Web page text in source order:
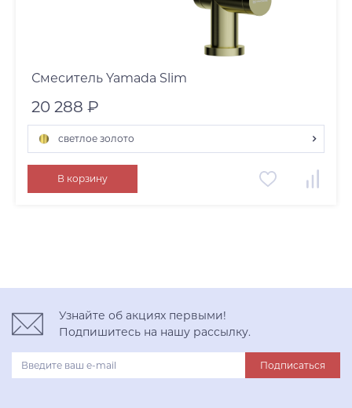
Смеситель Yamada Slim
20 288 ₽
светлое золото
светлое золото
нержавеющая сталь
В корзину
Узнайте об акциях первыми!
Подпишитесь на нашу рассылку.
Подписаться